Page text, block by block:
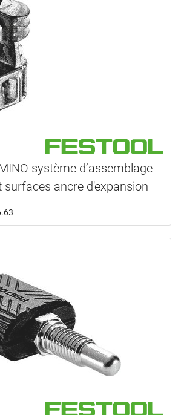
système d’assemblage
surfaces ancre d'expansion